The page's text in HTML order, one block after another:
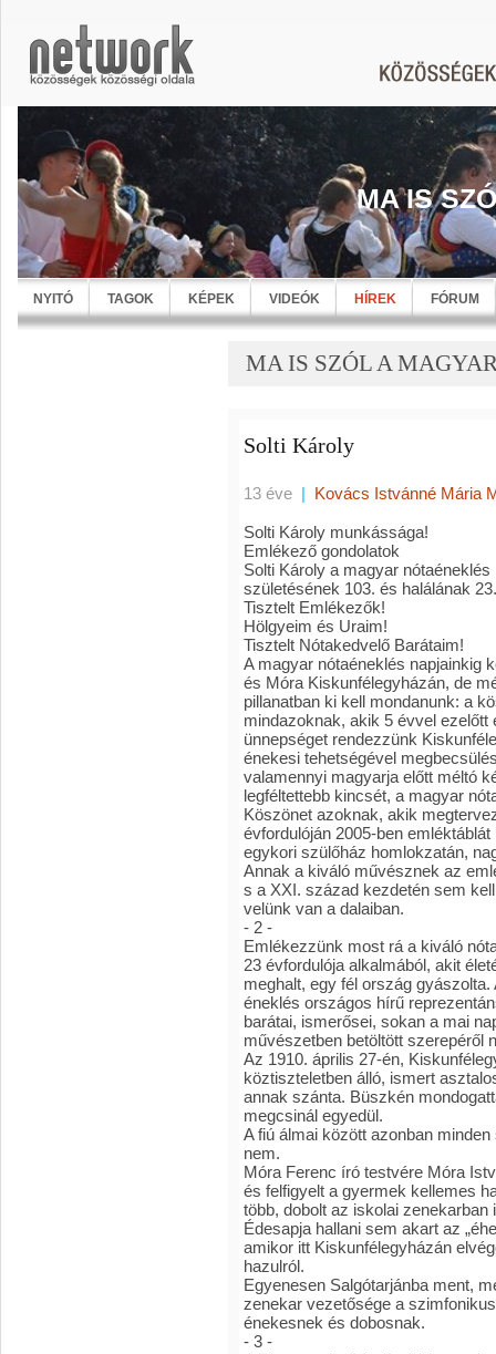
MA IS
NYITÓ TAGOK KÉPEK VIDEÓK HÍREK FÓRUM
MA IS SZÓL A
Solti Károly
13 éve | Kovács Istvánné Mária
Solti Károly munkássága!
Emlékező gondolatok
Solti Károly a magyar
születésének 103. és halálának
Tisztelt Emlékezők!
Hölgyeim és Uraim!
Tisztelt Nótakedvelő Barátaim!
A magyar nótaéneklés napjainkig
és Móra Kiskunfélegyházán, de
pillanatban ki kell mondanunk: a
mindazoknak, akik 5 évvel
ünnepséget rendezzünk
énekesi tehetségével
valamennyi magyarja előtt méltó
legféltettebb kincsét, a magyar
Köszönet azoknak, akik
évfordulóján 2005-ben
egykori szülőház homlokzatán,
Annak a kiváló művésznek az
s a XXI. század kezdetén sem
velünk van a dalaiban.
- 2 -
Emlékezzünk most rá a kiváló
23 évfordulója alkalmából, akit
meghalt, egy fél ország
éneklés országos hírű
barátai, ismerősei, sokan a mai
művészetben betöltött szerepéről
Az 1910. április 27-én,
köztiszteletben álló, ismert
annak szánta. Büszkén
megcsinál egyedül.
A fiú álmai között azonban
nem.
Móra Ferenc író testvére Móra
és felfigyelt a gyermek kellemes
több, dobolt az iskolai zenekarban
Édesapja hallani sem akart az
amikor itt Kiskunfélegyházán
hazulról.
Egyenesen Salgótarjánba ment,
zenekar vezetősége a
énekesnek és dobosnak.
- 3 -